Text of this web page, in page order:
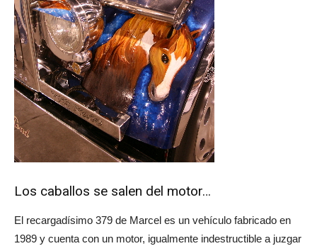
Los caballos se salen del motor…
El recargadísimo 379 de Marcel es un vehículo fabricado en
1989 y cuenta con un motor, igualmente indestructible a juzgar